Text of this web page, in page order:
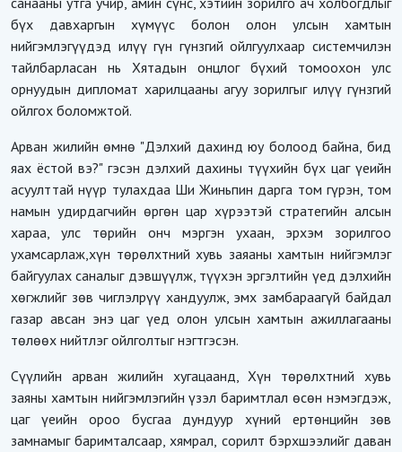
бүх давхаргын хүмүүс болон олон улсын хамтын
нийгэмлэгүүдэд илүү гүн гүнзгий ойлгуулхаар системчилэн
тайлбарласан нь Хятадын онцлог бүхий томоохон улс
орнуудын дипломат харилцааны агуу зорилгыг илүү гүнзгий
ойлгох боломжтой.
Арван жилийн өмнө "Дэлхий дахинд юу болоод байна, бид
яах ёстой вэ?" гэсэн дэлхий дахины түүхийн бүх цаг үеийн
асуулттай нүүр тулахдаа Ши Жиньпин дарга том гүрэн, том
намын удирдагчийн өргөн цар хүрээтэй стратегийн алсын
хараа, улс төрийн онч мэргэн ухаан, эрхэм зорилгоо
ухамсарлаж,хүн төрөлхтний хувь заяаны хамтын нийгэмлэг
байгуулах саналыг дэвшүүлж, түүхэн эргэлтийн үед дэлхийн
хөгжлийг зөв чиглэлрүү хандуулж, эмх замбараагүй байдал
газар авсан энэ цаг үед олон улсын хамтын ажиллагааны
төлөөх нийтлэг ойлголтыг нэгтгэсэн.
Сүүлийн арван жилийн хугацаанд, Хүн төрөлхтний хувь
заяны хамтын нийгэмлэгийн үзэл баримтлал өсөн нэмэгдэж,
цаг үеийн ороо бусгаа дундуур хүний ертөнцийн зөв
замнамыг баримталсаар, хямрал, сорилт бэрхшээлийг даван